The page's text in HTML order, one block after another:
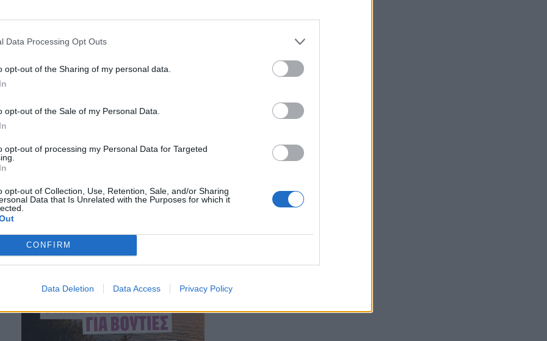
Data Processing Opt Outs
opt-out of the Sharing of my personal data.
opt-out of the Sale of my Personal Data.
opt-out of processing my Personal Data for Targeted
opt-out of Collection, Use, Retention, Sale, and/or Sharing
Data that Is Unrelated with the Purposes for which it
CONFIRM
Data Deletion Data Access Privacy Policy